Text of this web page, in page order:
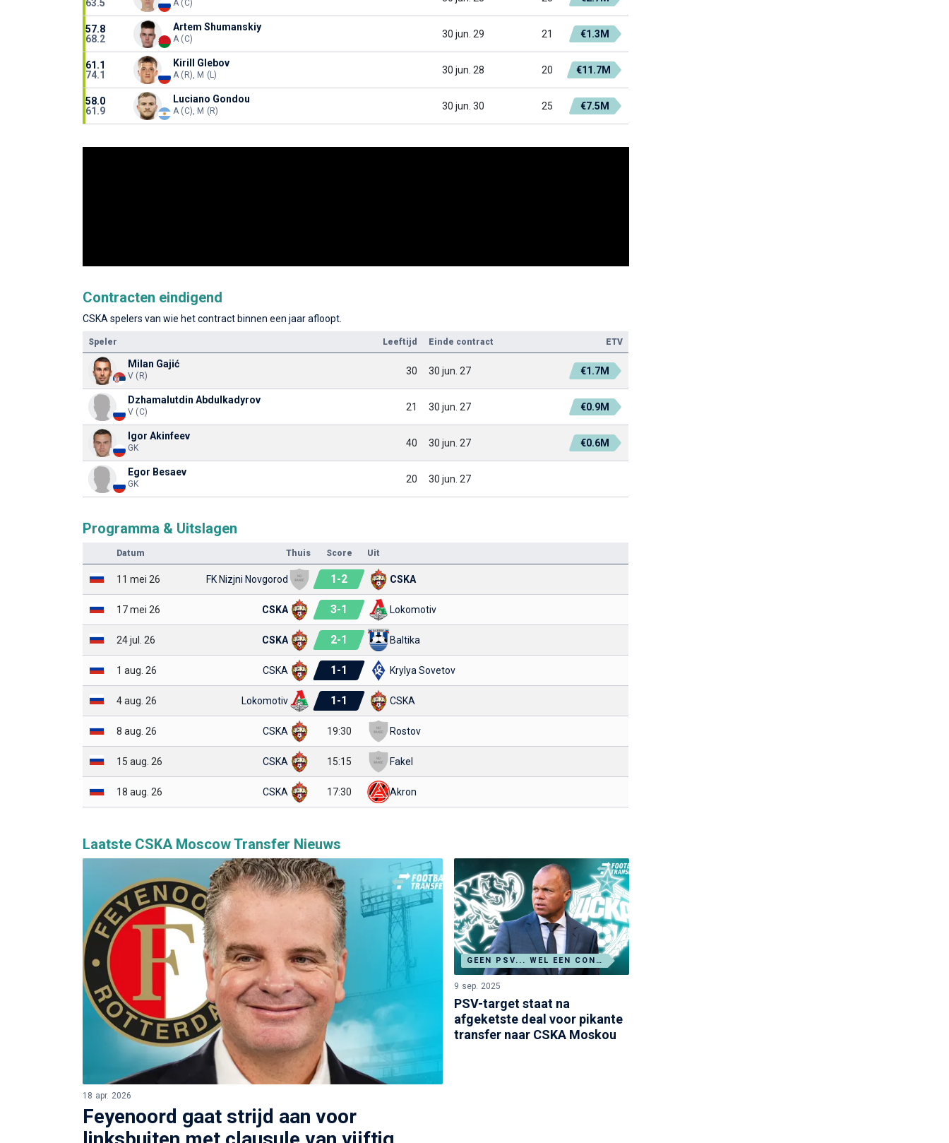
63.5
A (C)
57.8
68.2
Artem Shumanskiy
A (C) 30 jun. 29 21 €1.3M
61.1
74.1
Kirill Glebov
A (R), M (L) 30 jun. 28 20 €11.7M
58.0
61.9
Luciano Gondou
A (C), M (R) 30 jun. 30 25 €7.5M
Contracten eindigend
CSKA spelers van wie het contract binnen een jaar afloopt.
Speler Leeftijd Einde contract ETV
Milan Gajić
V (R) 30 30 jun. 27 €1.7M
Dzhamalutdin Abdulkadyrov
V (C) 21 30 jun. 27 €0.9M
Igor Akinfeev
GK 40 30 jun. 27 €0.6M
Egor Besaev
GK 20 30 jun. 27
Programma & Uitslagen
Datum Thuis Score Uit
11 mei 26 FK Nizjni Novgorod 1-2 CSKA
17 mei 26 CSKA 3-1 Lokomotiv
24 jul. 26 CSKA 2-1 Baltika
1 aug. 26 CSKA 1-1 Krylya Sovetov
4 aug. 26 Lokomotiv 1-1 CSKA
8 aug. 26 CSKA 19:30 Rostov
15 aug. 26 CSKA 15:15 Fakel
18 aug. 26 CSKA 17:30 Akron
Laatste CSKA Moscow Transfer Nieuws
18 apr. 2026
Feyenoord gaat strijd aan voor
GEEN PSV... WEL EEN CONTROVERSIËLE TRANSFER
9 sep. 2025
PSV-target staat na
afgeketste deal voor pikante
transfer naar CSKA Moskou